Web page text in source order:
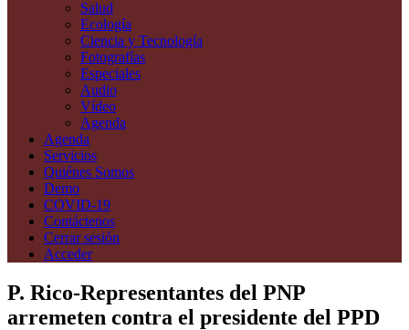
Salud
Ecología
Ciencia y Tecnología
Fotografías
Especiales
Audio
Vídeo
Agenda
Agenda
Servicios
Quiénes Somos
Demo
COVID-19
Contáctenos
Cerrar sesión
Acceder
P. Rico-Representantes del PNP
arremeten contra el presidente del PPD